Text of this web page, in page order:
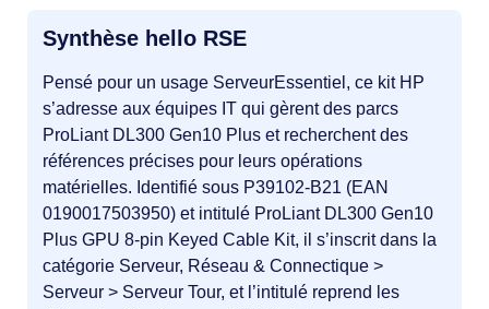
Synthèse hello RSE
Pensé pour un usage ServeurEssentiel, ce kit HP
s’adresse aux équipes IT qui gèrent des parcs
ProLiant DL300 Gen10 Plus et recherchent des
références précises pour leurs opérations
matérielles. Identifié sous P39102-B21 (EAN
0190017503950) et intitulé ProLiant DL300 Gen10
Plus GPU 8-pin Keyed Cable Kit, il s’inscrit dans la
catégorie Serveur, Réseau & Connectique >
Serveur > Serveur Tour, et l’intitulé reprend les